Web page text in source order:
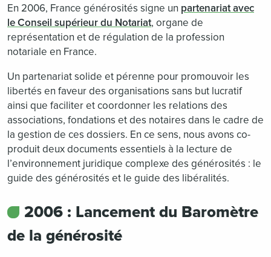
En 2006, France générosités signe un partenariat avec
le Conseil supérieur du Notariat, organe de
représentation et de régulation de la profession
notariale en France.
Un partenariat solide et pérenne pour promouvoir les
libertés en faveur des organisations sans but lucratif
ainsi que faciliter et coordonner les relations des
associations, fondations et des notaires dans le cadre de
la gestion de ces dossiers. En ce sens, nous avons co-
produit deux documents essentiels à la lecture de
l’environnement juridique complexe des générosités : le
guide des générosités et le guide des libéralités.
2006 : Lancement du Baromètre
de la générosité